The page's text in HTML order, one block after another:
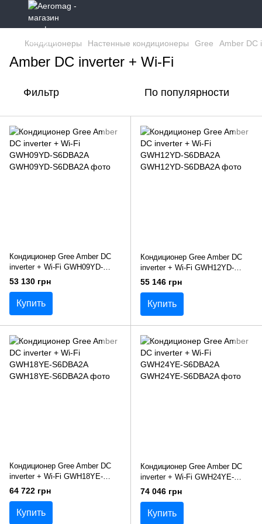
Кондиционеры Настенные кондиционеры Gree Amber DC
Amber DC inverter + Wi-Fi
Фильтр По популярности
Кондиционер Gree Amber DC
inverter + Wi-Fi GWH09YD-
S6DBA2A
53 130 грн
Купить
Кондиционер Gree Amber DC
inverter + Wi-Fi GWH12YD-
S6DBA2A
55 146 грн
Купить
Кондиционер Gree Amber DC
inverter + Wi-Fi GWH18YE-
S6DBA2A
64 722 грн
Купить
Кондиционер Gree Amber DC
inverter + Wi-Fi GWH24YE-
S6DBA2A
74 046 грн
Купить